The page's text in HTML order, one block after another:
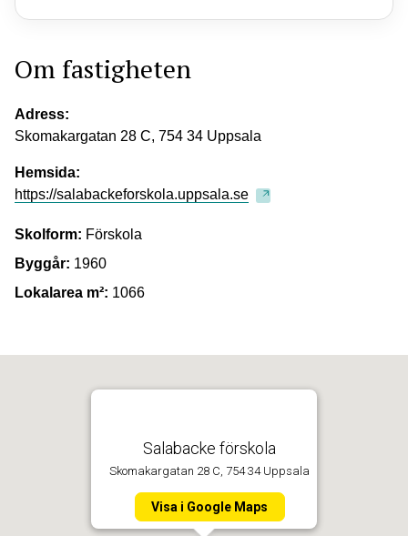
Om fastigheten
Adress:
Skomakargatan 28 C, 754 34 Uppsala
Hemsida:
https://salabackeforskola.uppsala.se
Skolform: Förskola
Byggår: 1960
Lokalarea m²: 1066
Salabacke förskola
Skomakargatan 28 C, 754 34 Uppsala
Visa i Google Maps